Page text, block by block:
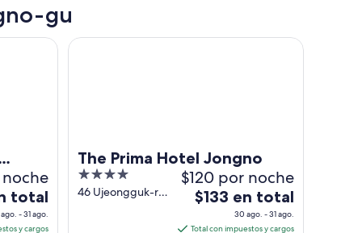
gu
noche
total
- 31 ago.
y cargos
INSADONG
The Prima Hotel Jongno
4
out
46 Ujeongguk-ro
$120 por noche
El
es
$133 en total
30 ago. - 31 ago.
Total con impuestos y cargos
The Prima Hotel Jongno